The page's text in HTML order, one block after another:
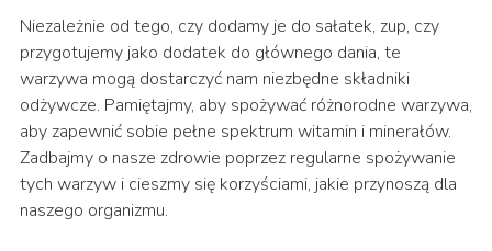
Niezależnie od tego, czy dodamy je do sałatek, zup, czy
przygotujemy jako dodatek do głównego dania, te
warzywa mogą dostarczyć nam niezbędne składniki
odżywcze. Pamiętajmy, aby spożywać różnorodne warzywa,
aby zapewnić sobie pełne spektrum witamin i minerałów.
Zadbajmy o nasze zdrowie poprzez regularne spożywanie
tych warzyw i cieszmy się korzyściami, jakie przynoszą dla
naszego organizmu.